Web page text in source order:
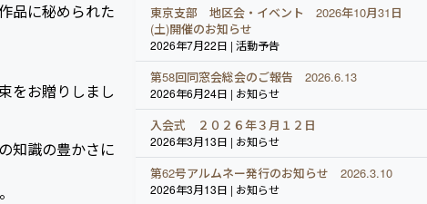
東京支部 地区会・イベント 2026年10月31日
(土)開催のお知らせ
2026年7月22日 | 活動予告
第58回同窓会総会のご報告 2026.6.13
2026年6月24日 | お知らせ
入会式 ２０２６年３月１２日
2026年3月13日 | お知らせ
第62号アルムネー発行のお知らせ 2026.3.10
2026年3月13日 | お知らせ
品に秘められた
をお贈りしまし
知識の豊かさに